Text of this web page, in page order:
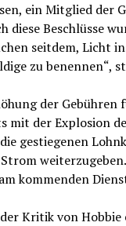
ein Mitglied der
diese Beschlüsse
seitdem, Licht
zu benennen“,
der
mit der Explosion
gestiegenen
Strom
kommenden
Kritik von